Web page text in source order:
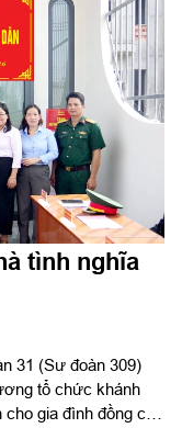
sát có Đại tá Phạm
Trung, Viện Thiết
bộ chuyên môn của
tình nghĩa
31 (Sư đoàn 309)
tổ chức khánh
gia đình đồng chí